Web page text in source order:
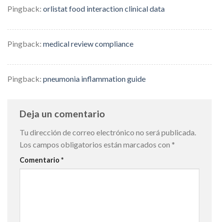
Pingback: orlistat food interaction clinical data
Pingback: medical review compliance
Pingback: pneumonia inflammation guide
Deja un comentario
Tu dirección de correo electrónico no será publicada.
Los campos obligatorios están marcados con *
Comentario *